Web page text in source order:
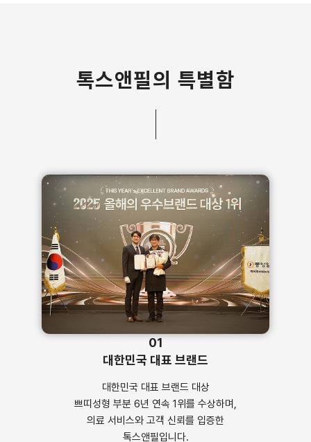
톡스앤필의 특별함
01
대한민국 대표 브랜드
대한민국 대표 브랜드 대상
쁘띠성형 부분 6년 연속 1위를 수상하며,
의료 서비스와 고객 신뢰를 입증한
톡스앤필입니다.